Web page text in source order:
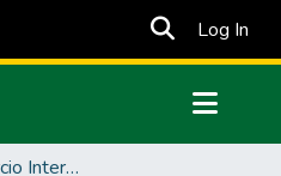
Log In
Facultad de Comercio Internacional, Integración, Administración y Economía Empresarial